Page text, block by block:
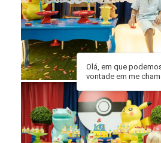
Olá, em que
vontade em me